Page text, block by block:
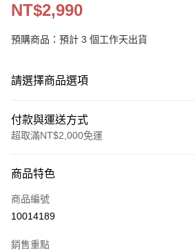
NT$2,990
預購商品：預計 3 個工作天出貨
請選擇商品選項
付款與運送方式
超取滿NT$2,000免運
信用卡一次付款
LINE Pay
商品特色
商品編號
10014189
銷售重點